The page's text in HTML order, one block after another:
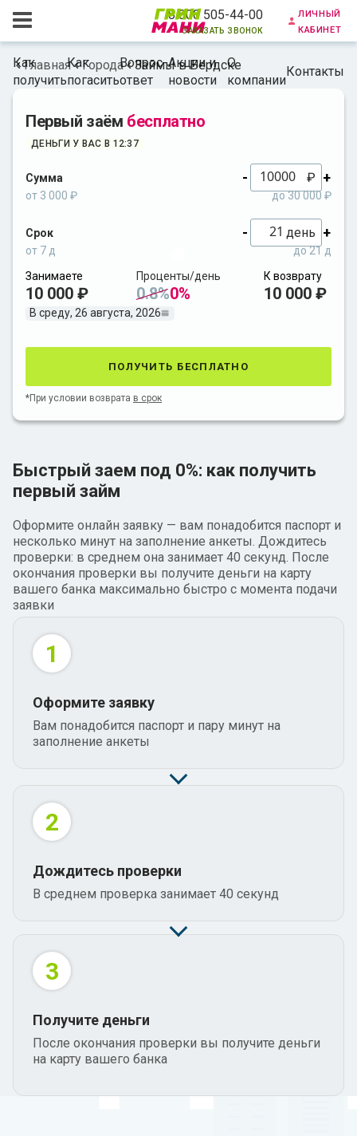
8 800 505-44-00
заказать звонок
личный
кабинет
Как
получить
Как
погасить
Вопрос-
ответ
Акции и
новости
О
компании
Контакты
Главная Города Займы в Бердске
Первый заём бесплатно
ДЕНЬГИ У ВАС В 12:37
Сумма - ₽ +
от 3 000 ₽ до 30 000 ₽
Срок - день +
от 7 д
до 21 д
Занимаете
10 000 ₽
Проценты/день
0.8%0%
К возврату
10 000 ₽
В среду, 26 августа, 2026
получить бесплатно
*При условии возврата в срок
Быстрый заем под 0%: как получить
первый займ
Оформите онлайн заявку — вам понадобится паспорт и
несколько минут на заполнение анкеты. Дождитесь
проверки: в среднем она занимает 40 секунд. После
окончания проверки вы получите деньги на карту
вашего банка максимально быстро с момента подачи
заявки
1
Оформите заявку
Вам понадобится паспорт и пару минут на
заполнение анкеты
2
Дождитесь проверки
В среднем проверка занимает 40 секунд
3
Получите деньги
После окончания проверки вы получите деньги
на карту вашего банка